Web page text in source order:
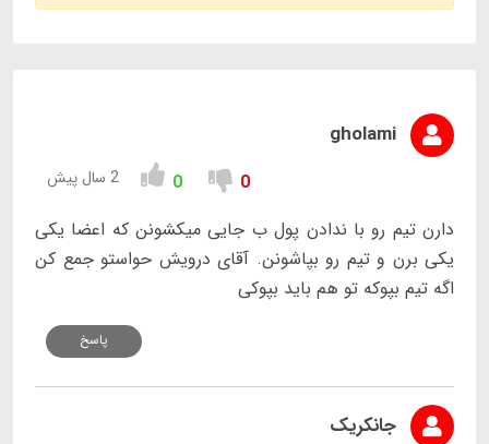
gholami
0
0 2 سال پیش
دارن تیم رو با ندادن پول ب جایی میکشونن که اعضا یکی
یکی برن و تیم رو بپاشونن. آقای درویش حواستو جمع کن
اگه تیم بپوکه تو هم باید بپوکی
پاسخ
جانکریک